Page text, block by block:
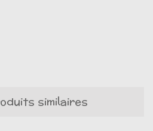
similaires